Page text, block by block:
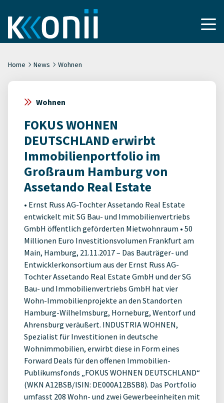
Home News Wohnen
Wohnen
FOKUS WOHNEN
DEUTSCHLAND erwirbt
Immobilienportfolio im
Großraum Hamburg von
Assetando Real Estate
• Ernst Russ AG-Tochter Assetando Real Estate
entwickelt mit SG Bau- und Immobilienvertriebs
GmbH öffentlich geförderten Mietwohnraum • 50
Millionen Euro Investitionsvolumen Frankfurt am
Main, Hamburg, 21.11.2017 – Das Bauträger- und
Entwicklerkonsortium aus der Ernst Russ AG-
Tochter Assetando Real Estate GmbH und der SG
Bau- und Immobilienvertriebs GmbH hat vier
Wohn-Immobilienprojekte an den Standorten
Hamburg-Wilhelmsburg, Horneburg, Wentorf und
Ahrensburg veräußert. INDUSTRIA WOHNEN,
Spezialist für Investitionen in deutsche
Wohnimmobilien, erwirbt diese in Form eines
Forward Deals für den offenen Immobilien-
Publikumsfonds „FOKUS WOHNEN DEUTSCHLAND“
(WKN A12BSB/ISIN: DE000A12BSB8). Das Portfolio
umfasst 208 Wohn- und zwei Gewerbeeinheiten mit